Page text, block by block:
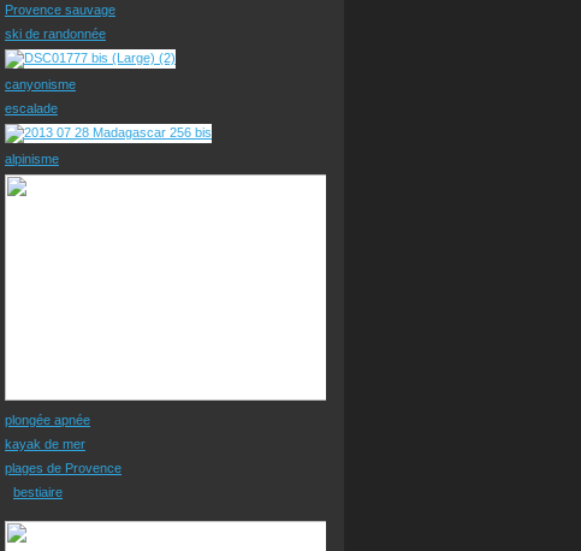
Provence sauvage
ski de randonnée
canyonisme
escalade
alpinisme
plongée apnée
kayak de mer
plages de Provence
bestiaire